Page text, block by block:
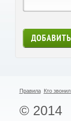
Правила Кто
© 2014